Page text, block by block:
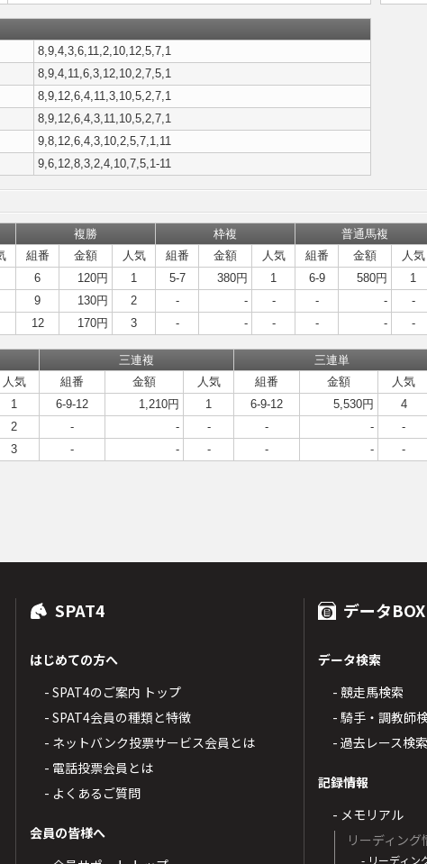
8,9,4,3,6,11,2,10,12,5,7,1
8,9,4,11,6,3,12,10,2,7,5,1
8,9,12,6,4,11,3,10,5,2,7,1
8,9,12,6,4,3,11,10,5,2,7,1
9,8,12,6,4,3,10,2,5,7,1,11
9,6,12,8,3,2,4,10,7,5,1-11
複勝 枠複 普通馬複
組番 金額 人気 組番 金額 人気 組番 金額 人気
6 120円 1 5-7 380円 1 6-9 580円 1
9 130円 2 - - - - - -
12 170円 3 - - - - - -
三連複 三連単
人気 組番 金額 人気 組番 金額
人気
1 6-9-12 1,210円 1 6-9-12 5,530円
4
2 - - - - -
-
3 - - - - - -
SPAT4
はじめての方へ
- SPAT4のご案内 トップ
- SPAT4会員の種類と特徴
- ネットバンク投票サービス会員とは
- 電話投票会員とは
- よくあるご質問
会員の皆様へ
データBOX
データ検索
- 競走馬検索
- 騎手・調教師
- 過去レース検索
記録情報
- メモリアル
リーディング
- リーディン